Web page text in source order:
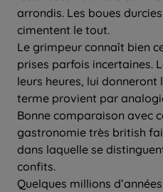
arrondis. Les boues
cimentent le tout.
Le grimpeur connaît bien
prises parfois incertaines.
leurs heures, lui donneront
terme provient par
Bonne comparaison avec
gastronomie très british
dans laquelle se
confits.
Quelques millions